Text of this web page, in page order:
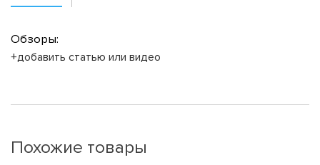
Обзоры:
+добавить статью или видео
Похожие товары